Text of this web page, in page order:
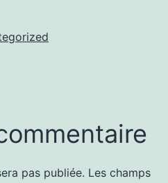
pas publiée. Les champs